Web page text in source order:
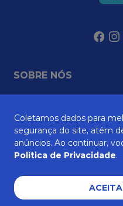
SOBRE NÓS
ATENDIMENTO
Coletamos dados para
segurança do site, atém
anúncios. Ao continuar,
Política de Privacidade.